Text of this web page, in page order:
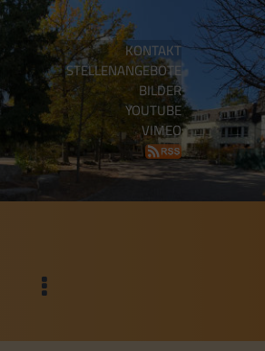
KONTAKT
STELLENANGEBOTE
BILDER
YOUTUBE
VIMEO